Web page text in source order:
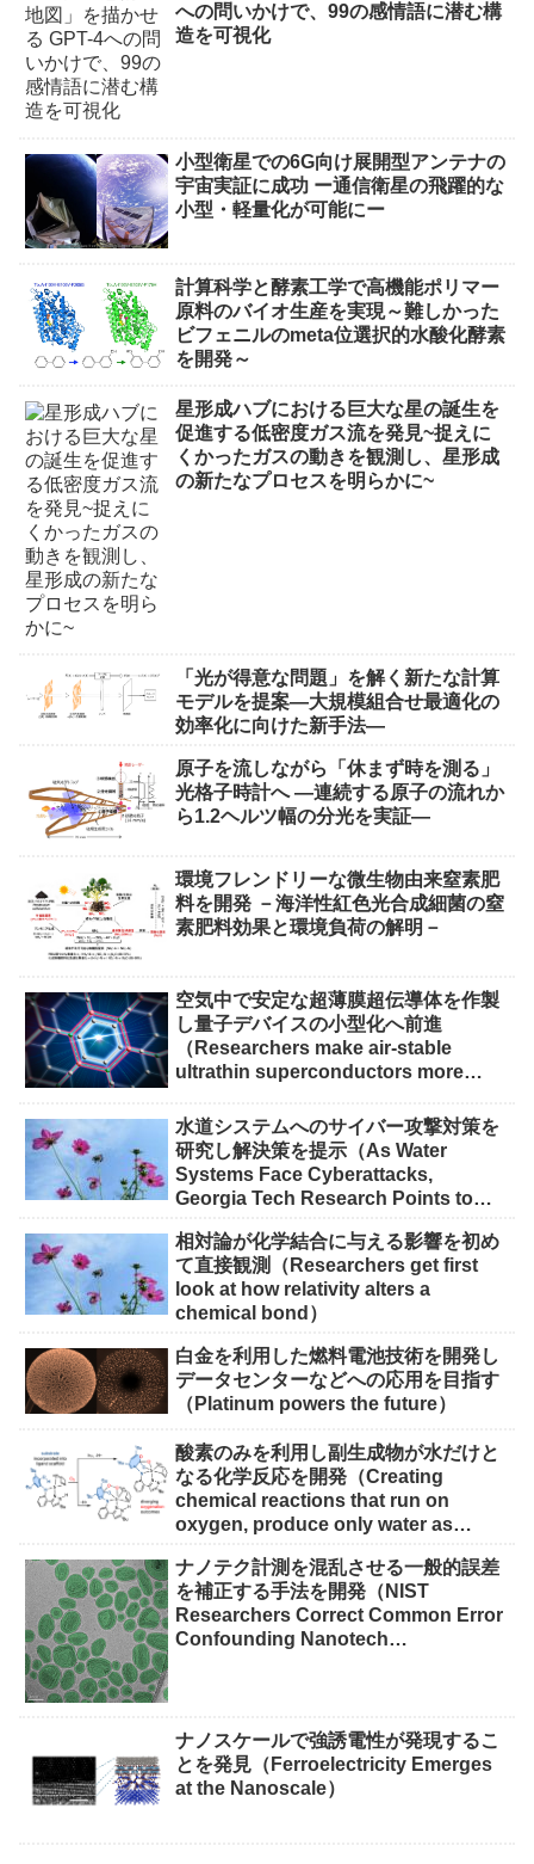
への問いかけで、99の感情語に潜む構
造を可視化
小型衛星での6G向け展開型アンテナの
宇宙実証に成功 ー通信衛星の飛躍的な
小型・軽量化が可能にー
計算科学と酵素工学で高機能ポリマー
原料のバイオ生産を実現～難しかった
ビフェニルのmeta位選択的水酸化酵素
を開発～
星形成ハブにおける巨大な星の誕生を
促進する低密度ガス流を発見~捉えに
くかったガスの動きを観測し、星形成
の新たなプロセスを明らかに~
「光が得意な問題」を解く新たな計算
モデルを提案―大規模組合せ最適化の
効率化に向けた新手法―
原子を流しながら「休まず時を測る」
光格子時計へ ―連続する原子の流れか
ら1.2ヘルツ幅の分光を実証―
環境フレンドリーな微生物由来窒素肥
料を開発 －海洋性紅色光合成細菌の窒
素肥料効果と環境負荷の解明－
空気中で安定な超薄膜超伝導体を作製
し量子デバイスの小型化へ前進
（Researchers make air-stable
ultrathin superconductors more
水道システムへのサイバー攻撃対策を
研究し解決策を提示（As Water
Systems Face Cyberattacks,
Georgia Tech Research Points to
相対論が化学結合に与える影響を初め
て直接観測（Researchers get first
look at how relativity alters a
chemical bond）
白金を利用した燃料電池技術を開発し
データセンターなどへの応用を目指す
（Platinum powers the future）
酸素のみを利用し副生成物が水だけと
なる化学反応を開発（Creating
chemical reactions that run on
oxygen, produce only water as
ナノテク計測を混乱させる一般的誤差
を補正する手法を開発（NIST
Researchers Correct Common Error
Confounding Nanotech
ナノスケールで強誘電性が発現するこ
とを発見（Ferroelectricity Emerges
at the Nanoscale）